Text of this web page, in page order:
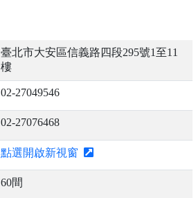
臺北市大安區信義路四段295號1至11
樓
02-27049546
02-27076468
點選開啟新視窗
60間